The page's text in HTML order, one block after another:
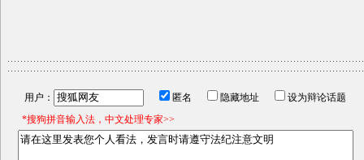
用户： 匿名 隐藏地址
设为辩论话题
*搜狗拼音输入法，中文处理专家>>